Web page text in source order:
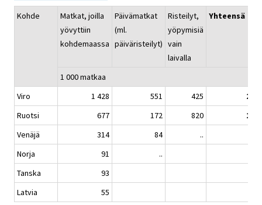
Kohde
Matkat, joilla
yövyttiin
kohdemaassa
Päivämatkat
(ml.
päiväristeilyt)
Risteilyt,
yöpymisiä
vain
laivalla
1 000 matkaa
Viro
1 428 551 425
2
Ruotsi
677 172 820
1
Venäjä
314 84 ..
Norja
91 ..
Tanska
93
Latvia
55